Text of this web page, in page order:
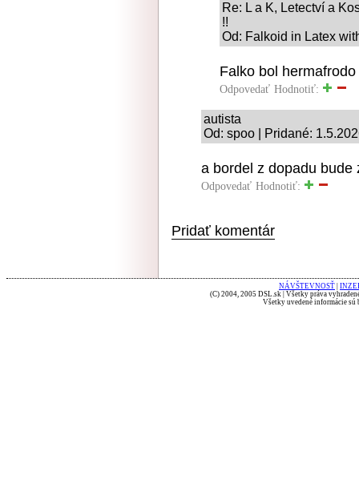
Re: L a K, Letectví a
!!
Od: Falkoid in Latex
Falko bol hermafrodo
Odpovedať Hodnotiť:
autista
Od: spoo | Pridané:
a bordel z dopadu bude
Odpovedať Hodnotiť:
Pridať komentár
NÁVŠTEVNOSŤ
(C) 2004, 2005 DSL.sk | Všetky práva
Všetky uvedené informácie sú